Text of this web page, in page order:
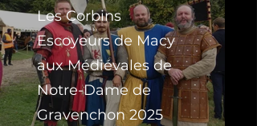
Les Corbins
Escoyeurs de Macy
aux Médiévales de
Notre-Dame de
Gravenchon 2025